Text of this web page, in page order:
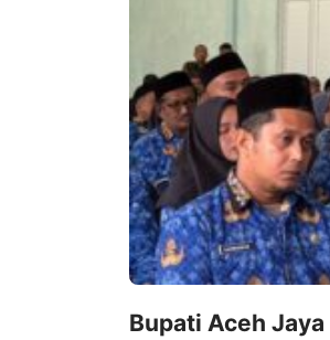
Bupati Aceh